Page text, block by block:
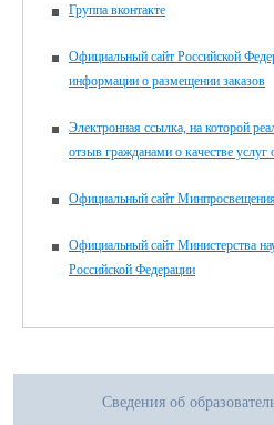
Группа вконтакте
Официальный сайт Российской
информации о размещении заказов
Электронная ссылка, на которой
отзыв гражданами о качестве услуг
Официальный сайт
Официальный сайт Министерства
Российской Федерации
Сведения об